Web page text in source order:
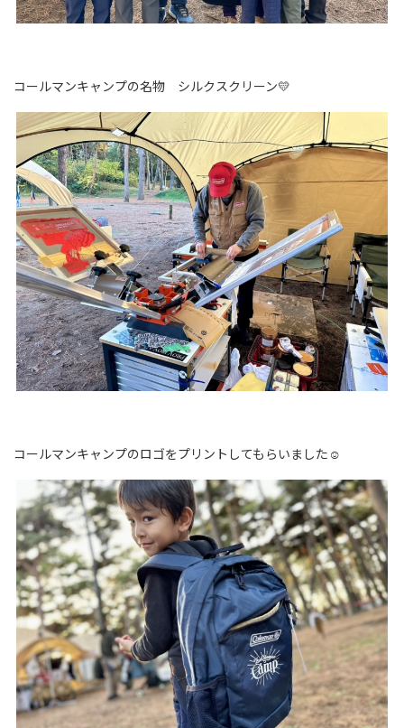
コールマンキャンプの名物 シルクスクリーン💛
コールマンキャンプのロゴをプリントしてもらいました☺